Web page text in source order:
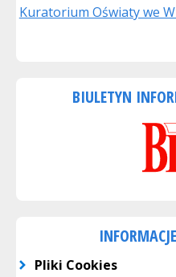
Kuratorium Oświaty we
BIULETYN
Pliki Cookies